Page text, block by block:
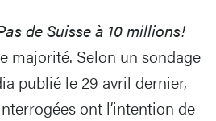
de Suisse à 10 millions!
majorité. Selon un sondage
publié le 29 avril dernier,
ont l’intention de